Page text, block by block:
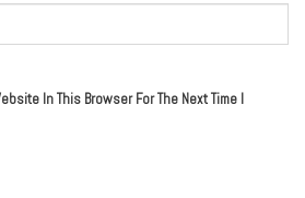
In This Browser For The Next Time I